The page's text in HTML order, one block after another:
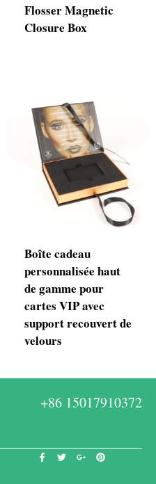
Flosser Magnetic
Closure Box
Boîte cadeau
personnalisée haut
de gamme pour
cartes VIP avec
support recouvert de
velours
+86 15017910372